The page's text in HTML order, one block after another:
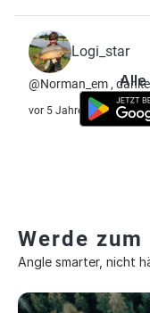
Logi_star
@Norman_em , danke
vor 5 Jahre
Alle
Werde
Angle smarter, nicht